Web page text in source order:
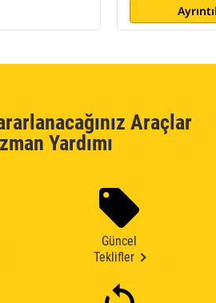
Araçlar
Yardımı
Güncel
Teklifler